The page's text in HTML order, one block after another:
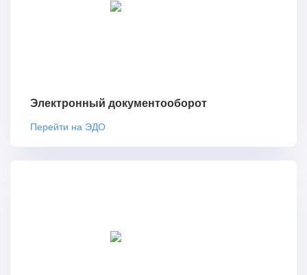
Электронный документооборот
Перейти на ЭДО